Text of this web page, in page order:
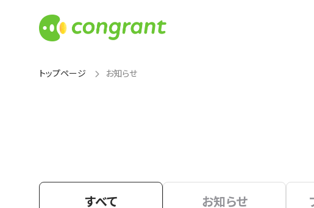
トップページ お知らせ
すべて お知らせ